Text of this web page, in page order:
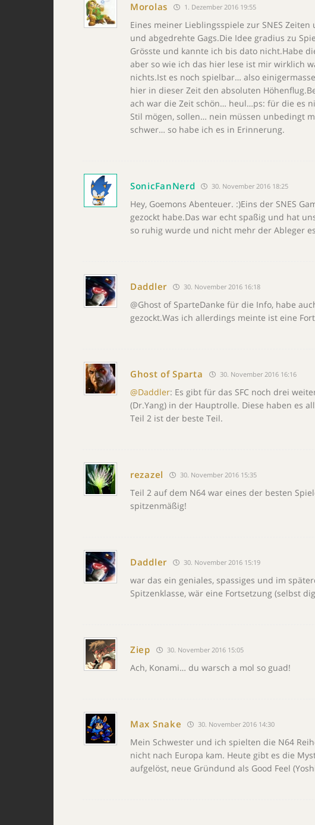
Morolas 1. Dezember 2016 19:55
Eines meiner Lieblingsspiele zur SNES
und abgedrehte Gags.Die Idee gradius zu
Grösste und kannte ich bis dato nicht.Habe
aber so wie ich das hier lese ist mir wirklich
nichts.Ist es noch spielbar… also
hier in dieser Zeit den absoluten
ach war die Zeit schön… heul…ps: für die es
Stil mögen, sollen… nein müssen unbedingt
schwer… so habe ich es in Erinnerung.
SonicFanNerd 30. November 2016 18:25
Hey, Goemons Abenteuer. :)Eins der SNES
gezockt habe.Das war echt spaßig und hat
so ruhig wurde und nicht mehr der Ableger
Daddler 30. November 2016 16:18
@Ghost of SparteDanke für die Info, habe
gezockt.Was ich allerdings meinte ist eine
Ghost of Sparta 30. November 2016 16:16
@Daddler: Es gibt für das SFC noch drei
(Dr.Yang) in der Hauptrolle. Diese haben es
Teil 2 ist der beste Teil.
rezazel 30. November 2016 15:35
Teil 2 auf dem N64 war eines der besten
spitzenmäßig!
Daddler 30. November 2016 15:19
war das ein geniales, spassiges und im
Spitzenklasse, wär eine Fortsetzung (selbst
Ziep 30. November 2016 15:05
Ach, Konami… du warsch a mol so guad!
Max Snake 30. November 2016 14:30
Mein Schwester und ich spielten die N64
nicht nach Europa kam. Heute gibt es die
aufgelöst, neue Gründund als Good Feel